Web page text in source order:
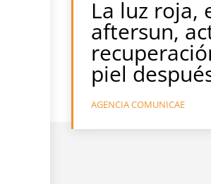
La luz roja,
aftersun,
piel
AGENCIA COMUNICAE